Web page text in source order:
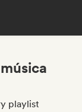
playlist